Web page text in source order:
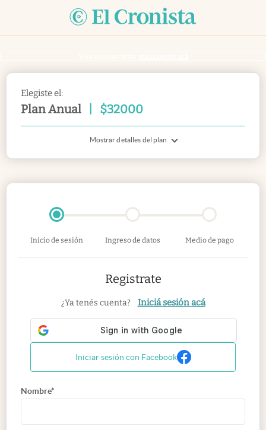
Elegiste el:
Plan Anual $32000
Mostrar detalles del plan
Inicio de sesión Ingreso de datos Medio de pago
Registrate
¿Ya tenés cuenta? Iniciá sesión acá
Iniciar sesión con Facebook
Nombre*